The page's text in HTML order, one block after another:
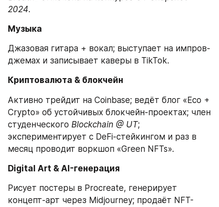
2024.
Музыка
Джазовая гитара + вокал; выступает на импров-
джемах и записывает каверы в TikTok.
Криптовалюта & блокчейн
Активно трейдит на Coinbase; ведёт блог «Eco +
Crypto» об устойчивых блокчейн-проектах; член
студенческого Blockchain @ UT;
экспериментирует с DeFi-стейкингом и раз в
месяц проводит воркшоп «Green NFTs».
Digital Art & AI-генерация
Рисует постеры в Procreate, генерирует
концепт-арт через Midjourney; продаёт NFT-